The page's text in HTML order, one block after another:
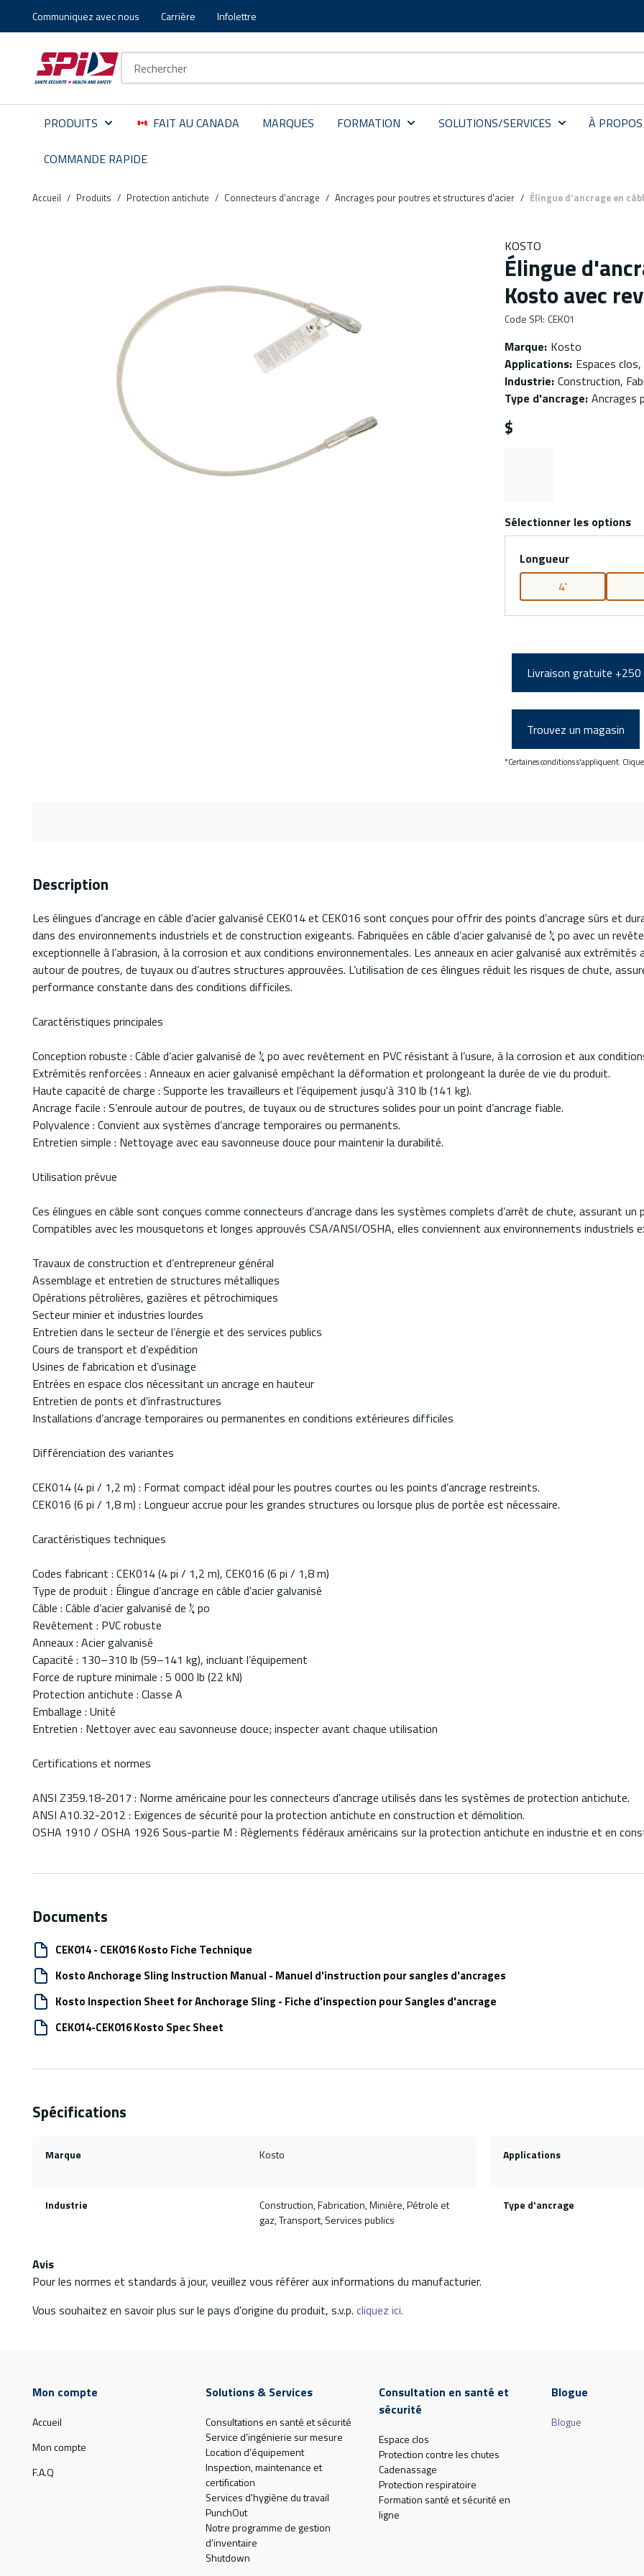
Aller au contenu principal
Skip to menu
Skip to footer
Communiquez avec nous Carrière Infolettre
PRODUITS FAIT AU CANADA MARQUES FORMATION SOLUTIONS/SERVICES À PROPOS
COMMANDE RAPIDE
Accueil / Produits / Protection antichute / Connecteurs d'ancrage / Ancrages pour poutres et structures d'acier / Élingue d'ancrage en
KOSTO
Élingue
Kosto avec
Code SPI: CEK01
Marque: Kosto
Applications: Espaces
Industrie: Construction,
Type d'ancrage: Ancrages
$
Sélectionner les options
Longueur
4'
Livraison gratuite
Trouvez un magasin
*Certaines conditions s'appliquent.
Description
Les élingues d’ancrage en câble d’acier galvanisé CEK014 et CEK016 sont conçues pour offrir des points d’ancrage sûrs et
dans des environnements industriels et de construction exigeants. Fabriquées en câble d’acier galvanisé de ¼ po avec un
exceptionnelle à l’abrasion, à la corrosion et aux conditions environnementales. Les anneaux en acier galvanisé aux
autour de poutres, de tuyaux ou d’autres structures approuvées. L’utilisation de ces élingues réduit les risques de chute,
performance constante dans des conditions difficiles.
Caractéristiques principales
Conception robuste : Câble d’acier galvanisé de ¼ po avec revêtement en PVC résistant à l’usure, à la corrosion et aux
Extrémités renforcées : Anneaux en acier galvanisé empêchant la déformation et prolongeant la durée de vie du produit.
Haute capacité de charge : Supporte les travailleurs et l’équipement jusqu’à 310 lb (141 kg).
Ancrage facile : S’enroule autour de poutres, de tuyaux ou de structures solides pour un point d’ancrage fiable.
Polyvalence : Convient aux systèmes d’ancrage temporaires ou permanents.
Entretien simple : Nettoyage avec eau savonneuse douce pour maintenir la durabilité.
Utilisation prévue
Ces élingues en câble sont conçues comme connecteurs d’ancrage dans les systèmes complets d’arrêt de chute, assurant un
Compatibles avec les mousquetons et longes approuvés CSA/ANSI/OSHA, elles conviennent aux environnements industriels
Travaux de construction et d’entrepreneur général
Assemblage et entretien de structures métalliques
Opérations pétrolières, gazières et pétrochimiques
Secteur minier et industries lourdes
Entretien dans le secteur de l’énergie et des services publics
Cours de transport et d’expédition
Usines de fabrication et d’usinage
Entrées en espace clos nécessitant un ancrage en hauteur
Entretien de ponts et d’infrastructures
Installations d’ancrage temporaires ou permanentes en conditions extérieures difficiles
Différenciation des variantes
CEK014 (4 pi / 1,2 m) : Format compact idéal pour les poutres courtes ou les points d’ancrage restreints.
CEK016 (6 pi / 1,8 m) : Longueur accrue pour les grandes structures ou lorsque plus de portée est nécessaire.
Caractéristiques techniques
Codes fabricant : CEK014 (4 pi / 1,2 m), CEK016 (6 pi / 1,8 m)
Type de produit : Élingue d’ancrage en câble d’acier galvanisé
Câble : Câble d’acier galvanisé de ¼ po
Revêtement : PVC robuste
Anneaux : Acier galvanisé
Capacité : 130–310 lb (59–141 kg), incluant l’équipement
Force de rupture minimale : 5 000 lb (22 kN)
Protection antichute : Classe A
Emballage : Unité
Entretien : Nettoyer avec eau savonneuse douce; inspecter avant chaque utilisation
Certifications et normes
ANSI Z359.18-2017 : Norme américaine pour les connecteurs d’ancrage utilisés dans les systèmes de protection antichute.
ANSI A10.32-2012 : Exigences de sécurité pour la protection antichute en construction et démolition.
OSHA 1910 / OSHA 1926 Sous-partie M : Règlements fédéraux américains sur la protection antichute en industrie et en
Documents
CEK014 - CEK016 Kosto Fiche Technique
Kosto Anchorage Sling Instruction Manual - Manuel d'instruction pour sangles d'ancrages
Kosto Inspection Sheet for Anchorage Sling - Fiche d'inspection pour Sangles d'ancrage
CEK014-CEK016 Kosto Spec Sheet
Spécifications
Marque Kosto Applications
Industrie
Construction, Fabrication, Minière, Pétrole et
gaz, Transport, Services publics
Type d'ancrage
Avis
Pour les normes et standards à jour, veuillez vous référer aux informations du manufacturier.
Vous souhaitez en savoir plus sur le pays d'origine du produit, s.v.p. cliquez ici.
Mon compte
Accueil
Mon compte
F.A.Q
Solutions & Services
Consultations en santé et sécurité
Service d’ingénierie sur mesure
Location d’équipement
Inspection, maintenance et
certification
Services d'hygiène du travail
PunchOut
Notre programme de gestion
d’inventaire
Shutdown
Consultation en santé et
sécurité
Espace clos
Protection contre les chutes
Cadenassage
Protection respiratoire
Formation santé et sécurité en
ligne
Blogue
Blogue